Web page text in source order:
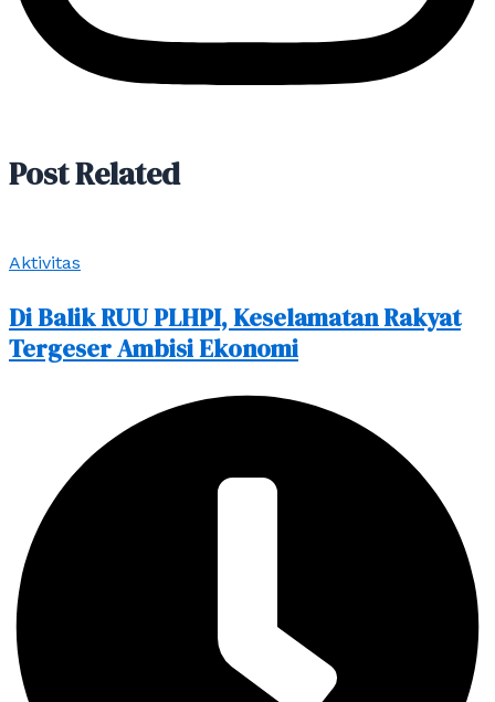
Post Related
Aktivitas
Di Balik RUU PLHPI, Keselamatan Rakyat
Tergeser Ambisi Ekonomi